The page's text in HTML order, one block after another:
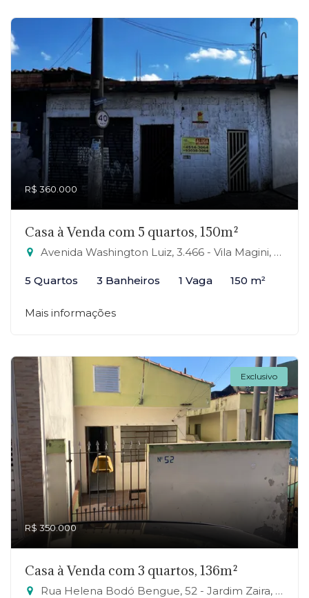
R$ 360.000
Casa à Venda com 5 quartos, 150m²
Avenida Washington Luiz, 3.466 - Vila Magini, Mauá-SP
5 Quartos 3 Banheiros 1 Vaga 150 m²
Mais informações
Exclusivo
R$ 350.000
Casa à Venda com 3 quartos, 136m²
Rua Helena Bodó Bengue, 52 - Jardim Zaira, Mauá-SP